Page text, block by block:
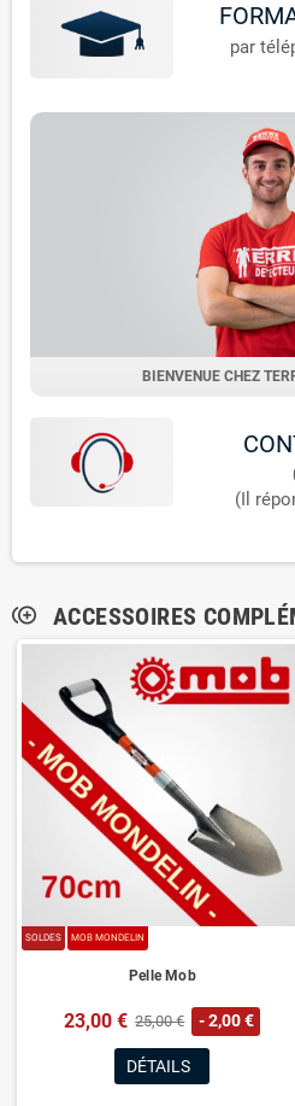
par
BIENVENUE CHEZ
(Il
control_point_duplicate ACCESSOIRES
SOLDES MOB MONDELIN
Pelle Mob
23,00 € 25,00 € - 2,00 €
DÉTAILS